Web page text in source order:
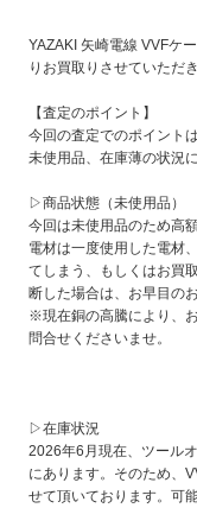
YAZAKI 矢崎電線 VVF
りお買取りさせていただ
【査定のポイント】
今回の査定でのポイント
未使用品、在庫薄の状況
▷商品状態（未使用品）
今回は未使用品のため高
電材は一度使用した電材
てしまう、もしくはお買
断した場合は、お早目の
※現在銅の高騰により、
問合せくださいませ。
▷在庫状況
2026年6月現在、ツール
にあります。そのため、
せて頂いております。可